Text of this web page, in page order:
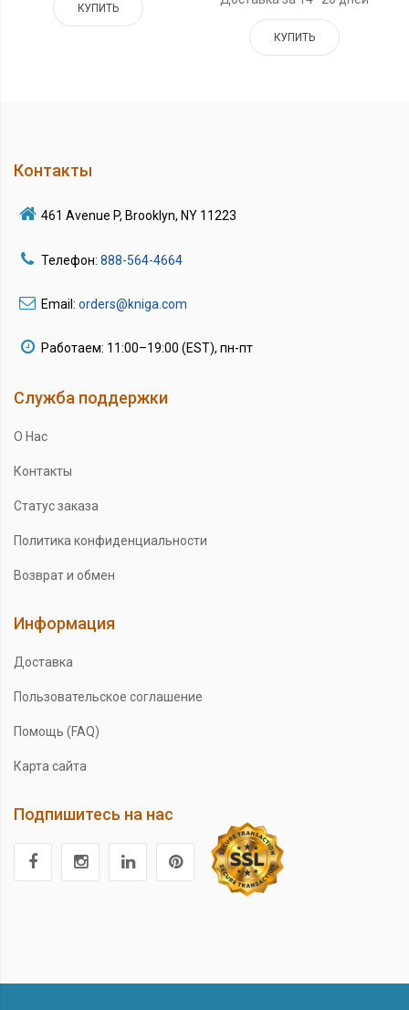
КУПИТЬ
КУПИТЬ
Контакты
461 Avenue P, Brooklyn, NY 11223
Телефон: 888-564-4664
Email: orders@kniga.com
Работаем: 11:00–19:00 (EST), пн-пт
Служба поддержки
О Нас
Контакты
Статус заказа
Политика конфиденциальности
Возврат и обмен
Информация
Доставка
Пользовательское соглашение
Помощь (FAQ)
Карта сайта
Подпишитесь на нас